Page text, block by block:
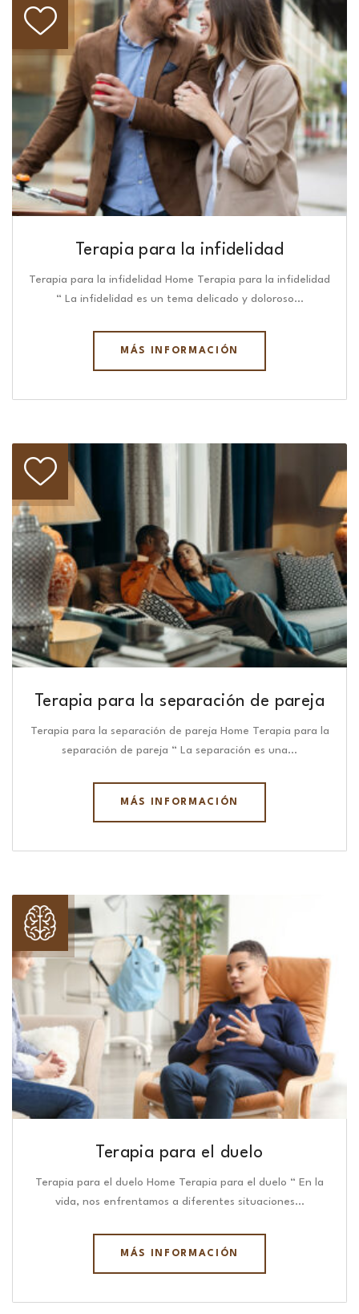
Terapia para la infidelidad
Terapia para la infidelidad Home Terapia para la infidelidad
“ La infidelidad es un tema delicado y doloroso…
MÁS INFORMACIÓN
Terapia para la separación de pareja
Terapia para la separación de pareja Home Terapia para la
separación de pareja “ La separación es una…
MÁS INFORMACIÓN
Terapia para el duelo
Terapia para el duelo Home Terapia para el duelo “ En la
vida, nos enfrentamos a diferentes situaciones…
MÁS INFORMACIÓN